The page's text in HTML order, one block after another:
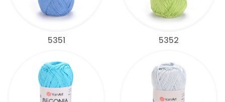
5351 5352